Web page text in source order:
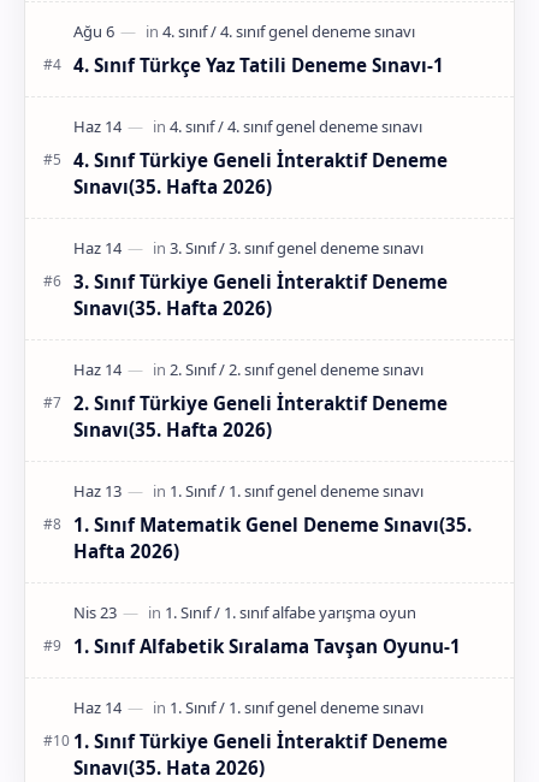
4. Sınıf Türkçe Yaz Tatili Deneme Sınavı-1
4. Sınıf Türkiye Geneli İnteraktif Deneme
Sınavı(35. Hafta 2026)
3. Sınıf Türkiye Geneli İnteraktif Deneme
Sınavı(35. Hafta 2026)
2. Sınıf Türkiye Geneli İnteraktif Deneme
Sınavı(35. Hafta 2026)
1. Sınıf Matematik Genel Deneme Sınavı(35.
Hafta 2026)
1. Sınıf Alfabetik Sıralama Tavşan Oyunu-1
1. Sınıf Türkiye Geneli İnteraktif Deneme
Sınavı(35. Hata 2026)